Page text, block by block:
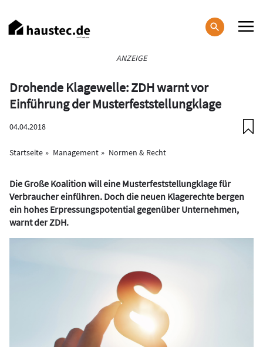
zum
Inhalt
ANZEIGE
Drohende Klagewelle: ZDH warnt vor
Einführung der Musterfeststellungklage
04.04.2018
Startseite Management Normen & Recht
Die Große Koalition will eine Musterfeststellungklage für
Verbraucher einführen. Doch die neuen Klagerechte bergen
ein hohes Erpressungspotential gegenüber Unternehmen,
warnt der ZDH.